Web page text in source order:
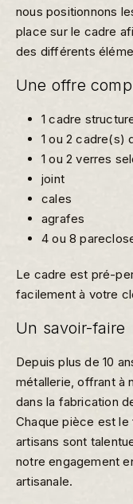
nous positionnons
place sur le cadre
des différents
Une offre
1 cadre
1 ou 2 cadre(s)
1 ou 2 verres
joint
cales
agrafes
4 ou 8
Le cadre est pré-
facilement à votre
Un savoir-faire
Depuis plus de 10
métallerie, offrant à
dans la fabrication
Chaque pièce est le
artisans sont
notre engagement
artisanale.